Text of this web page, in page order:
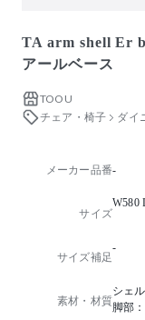
TA arm shell Er
アールベース
TOOU
チェア・椅子
ダイ
メーカー品番-
サイズ
W580
サイズ補足
-
素材・材質
シェ
脚部